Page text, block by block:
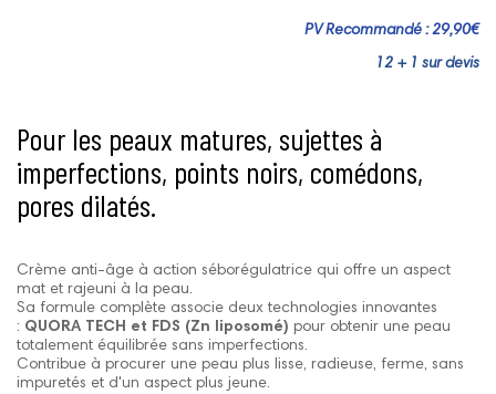
PV Recommandé : 29,90€
12 + 1 sur devis
Pour les peaux matures, sujettes à
imperfections, points noirs, comédons,
pores dilatés.
Crème anti-âge à action séborégulatrice qui offre un aspect
mat et rajeuni à la peau.
Sa formule complète associe deux technologies innovantes
: QUORA TECH et FDS (Zn liposomé) pour obtenir une peau
totalement équilibrée sans imperfections.
Contribue à procurer une peau plus lisse, radieuse, ferme, sans
impuretés et d'un aspect plus jeune.